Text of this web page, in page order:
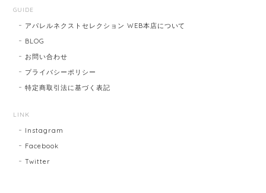
GUIDE
アパレルネクストセレクション WEB本店について
BLOG
お問い合わせ
プライバシーポリシー
特定商取引法に基づく表記
LINK
Instagram
Facebook
Twitter